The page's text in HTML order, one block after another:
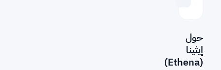
حول
إيثينا
(Ethena)